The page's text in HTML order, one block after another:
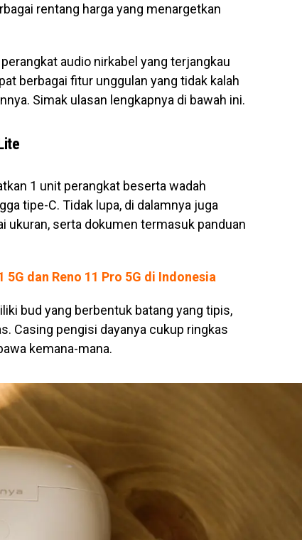
rentang harga yang menargetkan
audio nirkabel yang terjangkau
berbagai fitur unggulan yang tidak kalah
Simak ulasan lengkapnya di bawah ini.
1 unit perangkat beserta wadah
tipe-C. Tidak lupa, di dalamnya juga
ukuran, serta dokumen termasuk panduan
5G dan Reno 11 Pro 5G di Indonesia
bud yang berbentuk batang yang tipis,
Casing pengisi dayanya cukup ringkas
kemana-mana.